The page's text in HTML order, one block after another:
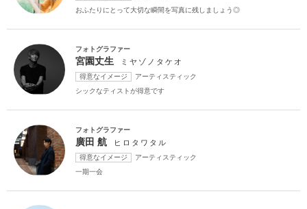
スタジオでの撮影 家族・友人と撮影
豊富な色打掛・着物 人気スポットでの撮影
マタニティフォト
豊富なドレス
3万円以下のプラン
庭園での撮影
ペットと撮影
おふたりにとって大切な瞬間を写真に残しましょう◎
フォトグラファー
宮園丈生 ミヤゾノタケオ
得意なイメージ
アーティスティック
シックなティストが得意です
フォトグラファー
廣田 航 ヒロタワタル
得意なイメージ
アーティスティック
一期一会